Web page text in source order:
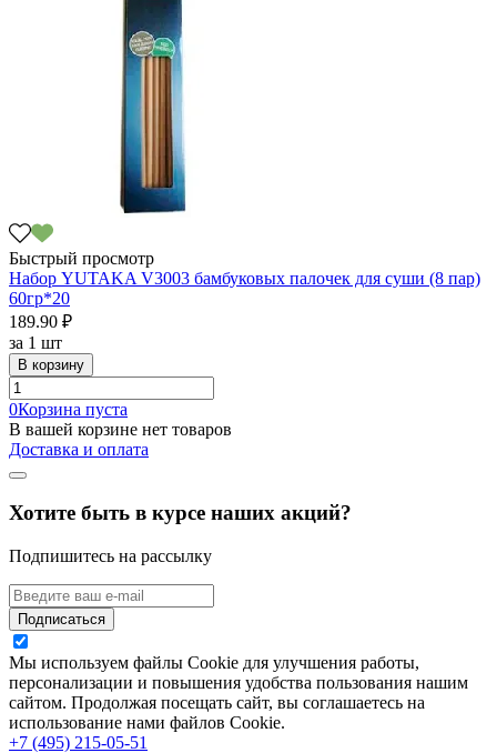
Быстрый просмотр
Набор YUTAKA V3003 бамбуковых палочек для суши (8 пар)
60гр*20
189.90 ₽
за 1 шт
В корзину
0Корзина пуста
В вашей корзине нет товаров
Доставка и оплата
Хотите быть в курсе наших акций?
Подпишитесь на рассылку
Подписаться
Мы используем файлы Cookie для улучшения работы,
персонализации и повышения удобства пользования нашим
сайтом. Продолжая посещать сайт, вы соглашаетесь на
использование нами файлов Cookie.
+7 (495) 215-05-51